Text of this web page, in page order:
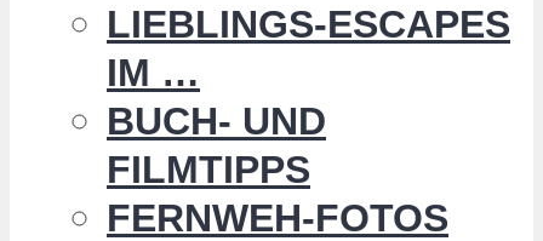
LIEBLINGS-ESCAPES
IM …
BUCH- UND
FILMTIPPS
FERNWEH-FOTOS